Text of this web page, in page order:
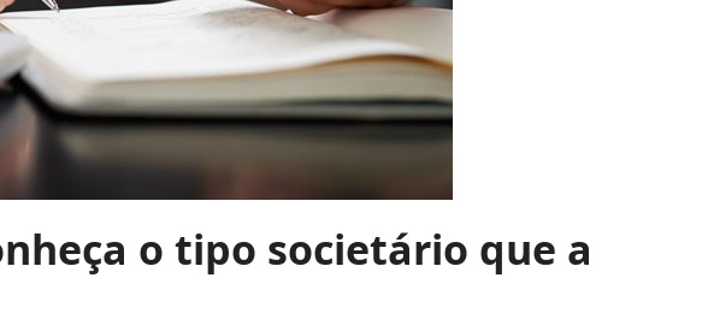
o tipo societário que a